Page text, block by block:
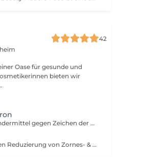
42
Oase für gesunde und
bieten wir
Hyaluron gilt als das absolute Wundermittel gegen Zeichen der Hautalterung. Es findet sich in zahlreichen Pflegeprodukten, darunter Hautreiniger, pflegende Cremes oder intensive Masken. Bei einer Hyaluron Gesichtsbehandlung wird eine Kombination aus Hyaluron-Produkten verwendet, die der Haut Spannkraft und Elastizität zurückgeben sollen. Die perfekte, schonende Anti-Aging Behandlung für alle, die ihren Fältchen den Kampf ansagen wollen!
Festeres Gewebe Straffere Konturen Reduzierung von Zornes- & Nasolabialfalten Behandlung von abgeheilten Aknenarben und Verminderung von Pigmentflecken